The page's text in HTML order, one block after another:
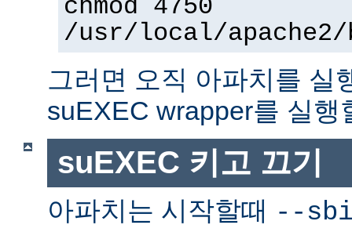
chmod 4750
/usr/local/apache2/
그러면 오직 아파치를 실
suEXEC wrapper를 실행
suEXEC 키고 끄기
아파치는 시작할때 --